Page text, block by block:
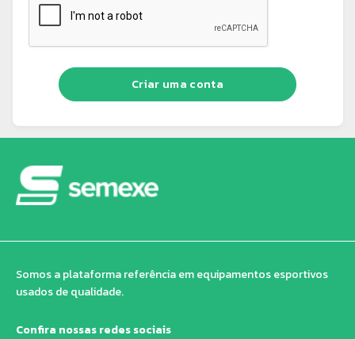
Criar uma conta
Somos a plataforma referência em equipamentos esportivos
usados de qualidade.
Confira nossas redes sociais